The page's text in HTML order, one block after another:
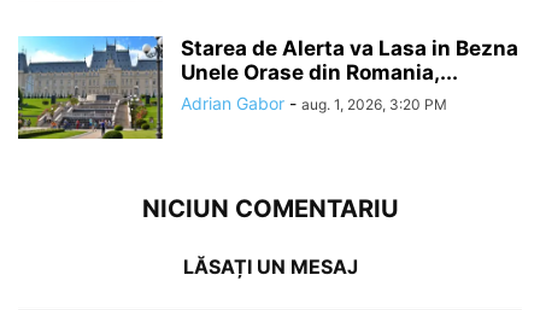
Starea de Alerta va Lasa in Bezna
Unele Orase din Romania,...
Adrian Gabor - aug. 1, 2026, 3:20 PM
NICIUN COMENTARIU
LĂSAȚI UN MESAJ